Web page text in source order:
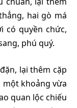
hai gò má
có quyền chức,
phú quý.
lại thêm cặp
một khoảng vừa
quan lộc chiếu